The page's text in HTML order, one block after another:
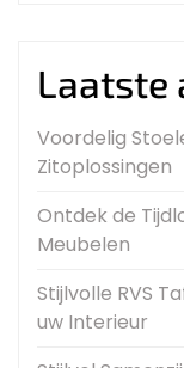
Laatste
Voordelig
Zitoplossingen
Ontdek de
Meubelen
Stijlvolle RVS
uw Interieur